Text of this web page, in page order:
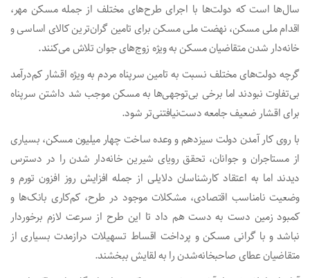
سال‌ها است که دولت‌ها با اجرای طرح‌های مختلف از جمله مسکن مهر،
اقدام ملی مسکن، نهضت ملی مسکن برای تامین گران‌ترین کالای اساسی و
خانه‌دار شدن متقاضیان مسکن به ویژه زوج‌های جوان تلاش می‌کنند.
گرچه دولت‌های مختلف نسبت به تامین سرپناه مردم به ویژه اقشار کم‌درآمد
بی‌تفاوت نبودند اما برخی بی‌توجهی‌ها به مسکن موجب شد داشتن سرپناه
برای اقشار ضعیف جامعه دست‌نیافتنی‌تر شود.
با روی کار آمدن دولت سیزدهم و وعده ساخت چهار میلیون مسکن، بسیاری
از مستاجران و جوانان، تحقق رویای شیرین خانه‌دار شدن را در دسترس
‌دیدند اما به اعتقاد کارشناسان دلایلی از جمله افزایش روز افزون تورم و
وضعیت نامناسب اقتصادی، مشکلات موجود در طرح، کم‌کاری بانک‌ها و
کمبود زمین دست به دست هم داد تا این طرح از سرعت لازم برخوردار
نباشد و با گرانی مسکن و پرداخت اقساط تسهیلات درازمدت بسیاری از
متقاضیان عطای صاحبخانه‌شدن را به لقایش ببخشند.